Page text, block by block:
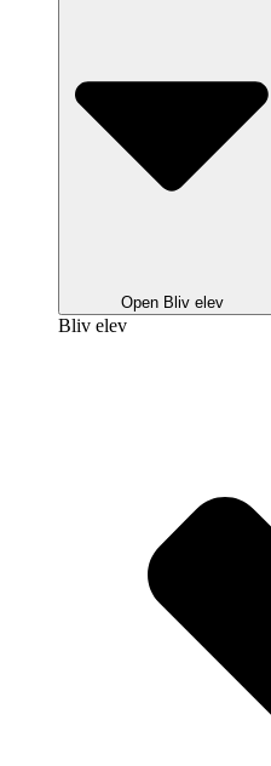
Open Bliv elev
Bliv elev